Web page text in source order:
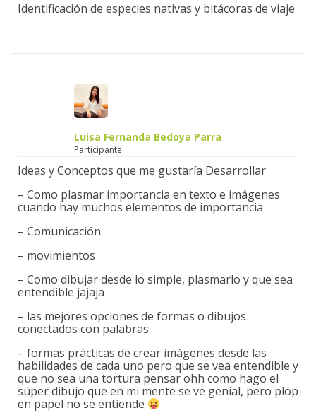
Identificación de especies nativas y bitácoras de viaje
Luisa Fernanda Bedoya Parra
Participante
Ideas y Conceptos que me gustaría Desarrollar
– Como plasmar importancia en texto e imágenes
cuando hay muchos elementos de importancia
– Comunicación
– movimientos
– Como dibujar desde lo simple, plasmarlo y que sea
entendible jajaja
– las mejores opciones de formas o dibujos
conectados con palabras
– formas prácticas de crear imágenes desde las
habilidades de cada uno pero que se vea entendible y
que no sea una tortura pensar ohh como hago el
súper dibujo que en mi mente se ve genial, pero plop
en papel no se entiende